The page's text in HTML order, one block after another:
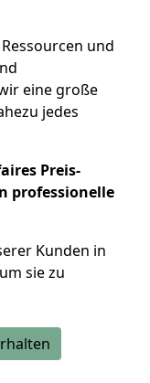
und
eine große
jedes
Preis-
professionelle
Kunden in
sie zu